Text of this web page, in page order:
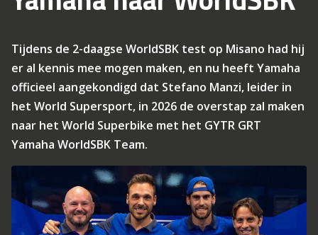
Tijdens de 2-daagse WorldSBK test op Misano had hij
er al kennis mee mogen maken, en nu heeft Yamaha
officieel aangekondigd dat Stefano Manzi, leider in
het World Supersport, in 2026 de overstap zal maken
naar het World Superbike met het GYTR GRT
Yamaha WorldSBK Team.